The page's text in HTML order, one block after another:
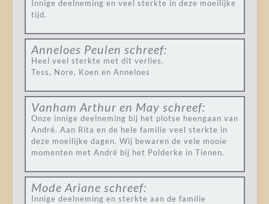
Innige deelneming en veel sterkte in deze moeilijke
tijd.
Anneloes Peulen schreef:
Heel veel sterkte met dit verlies.
Tess, Nore, Koen en Anneloes
Vanham Arthur en May schreef:
Onze innige deelneming bij het plotse heengaan van
André. Aan Rita en de hele familie veel sterkte in
deze moeilijke dagen. Wij bewaren de vele mooie
momenten met André bij het Polderke in Tienen.
Mode Ariane schreef:
Innige deelneming en sterkte aan de familie